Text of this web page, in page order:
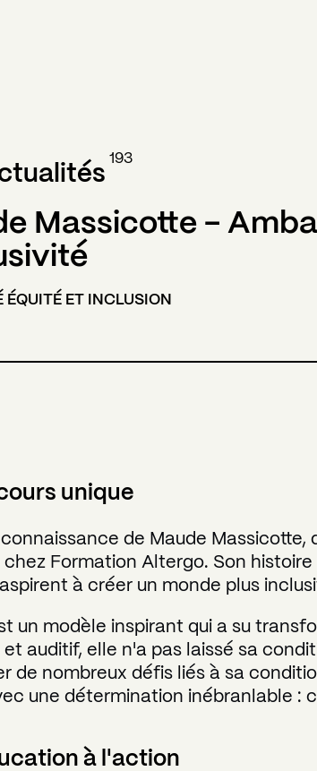
193
Massicotte -
ÉQUITÉ ET INCLUSION
unique
connaissance de Maude
Formation Altergo. Son
à créer un monde plus
un modèle inspirant qui a su
et auditif, elle n'a pas laissé sa
de nombreux défis liés à sa
une détermination inébranlable :
à l'action